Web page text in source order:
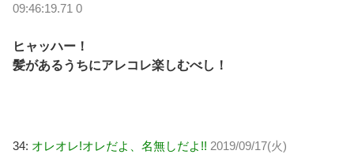
09:46:19.71 0
ヒャッハー！
髪があるうちにアレコレ楽しむべし！
34: オレオレ!オレだよ、名無しだよ!! 2019/09/17(火)